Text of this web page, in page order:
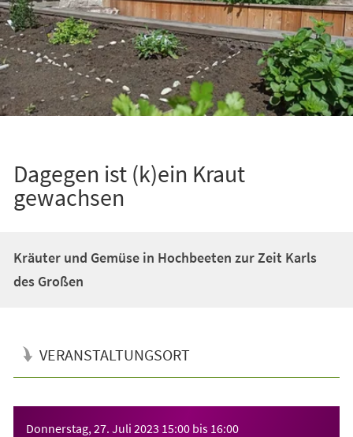
Dagegen ist (k)ein Kraut
gewachsen
Kräuter und Gemüse in Hochbeeten zur Zeit Karls
des Großen
VERANSTALTUNGSORT
Donnerstag, 27. Juli 2023 15:00 bis 16:00